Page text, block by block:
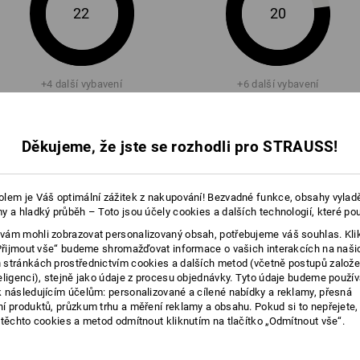
navenek. Princip prodyšné obuvi
kombinace funkčních ponožek a
muže pusobit princip prodyšnosti.
Klikněte na tlačítko "Datový formulář"
22
+4 další vybavení
20
+6 další vybavení
Porovnat všechny detaily
Děkujeme, že jste se rozhodli pro STRAUSS!
je Váš optimální zážitek z nakupování! Bezvadné funkce, obsahy
a hladký průběh – Toto jsou účely cookies a dalších technologií, které
mohli zobrazovat personalizovaný obsah, potřebujeme váš souhlas.
vše“ budeme shromažďovat informace o vašich interakcích na
stránkách prostřednictvím cookies a dalších metod (včetně postupů
stejně jako údaje z procesu objednávky. Tyto údaje budeme
následujícím účelům: personalizované a cílené nabídky a reklamy, přesná
produktů, průzkum trhu a měření reklamy a obsahu. Pokud si to
cookies a metod odmítnout kliknutím na tlačítko „Odmítnout vše“.